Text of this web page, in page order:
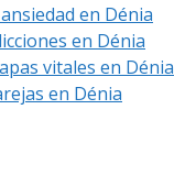
en Dénia
en Dénia
vitales en Dénia
en Dénia